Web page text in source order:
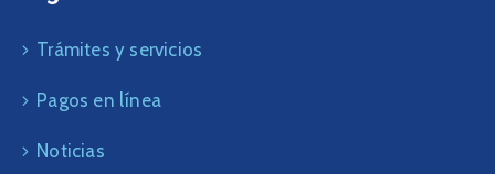
Trámites y servicios
Pagos en línea
Noticias